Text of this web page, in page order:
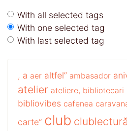
With all selected tags
With one selected tag
With last selected tag
, a aer altfel” ambasador
atelier ateliere, bibliotecari
bibliovibes cafenea
carte” club clublectură